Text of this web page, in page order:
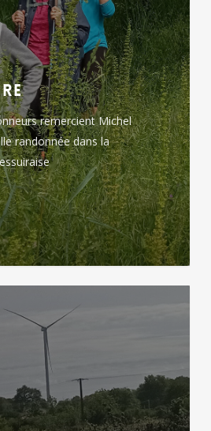
remercient Michel
randonnée dans la